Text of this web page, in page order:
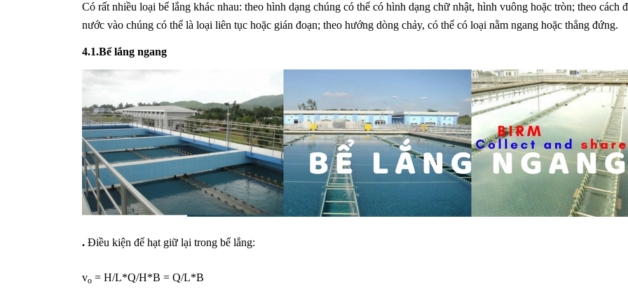
Có rất nhiều loại bể lắng khác nhau: theo hình dạng chúng có thể có hình dạng chữ nhật, hình vuông hoặc tròn; theo cách
nước vào chúng có thể là loại liên tục hoặc gián đoạn; theo hướng dòng chảy, có thể có loại nằm ngang hoặc thẳng đứng.
4.1.Bể lắng ngang
. Điều kiện để hạt giữ lại trong bể lắng:
vo = H/L*Q/H*B = Q/L*B